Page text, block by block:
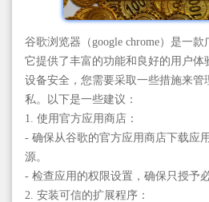
谷歌浏览器（google chrome）是一款
它提供了丰富的功能和良好的用户体
设备安全，您需要采取一些措施来管
私。以下是一些建议：
1. 使用官方应用商店：
- 确保从谷歌的官方应用商店下载应
源。
- 检查应用的权限设置，确保只授予
2. 安装可信的扩展程序：